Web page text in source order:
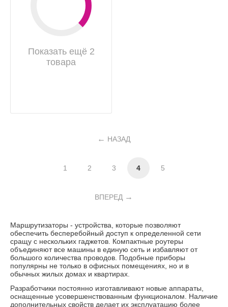
Показать ещё 2
товара
НАЗАД
1 2 3 4 5
ВПЕРЕД
Маршрутизаторы - устройства, которые позволяют
обеспечить бесперебойный доступ к определенной сети
сращу с нескольких гаджетов. Компактные роутеры
объединяют все машины в единую сеть и избавляют от
большого количества проводов. Подобные приборы
популярны не только в офисных помещениях, но и в
обычных жилых домах и квартирах.
Разработчики постоянно изготавливают новые аппараты,
оснащенные усовершенствованным функционалом. Наличие
дополнительных свойств делает их эксплуатацию более